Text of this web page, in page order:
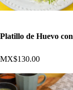
Platillo de Huevo
MX$130.00